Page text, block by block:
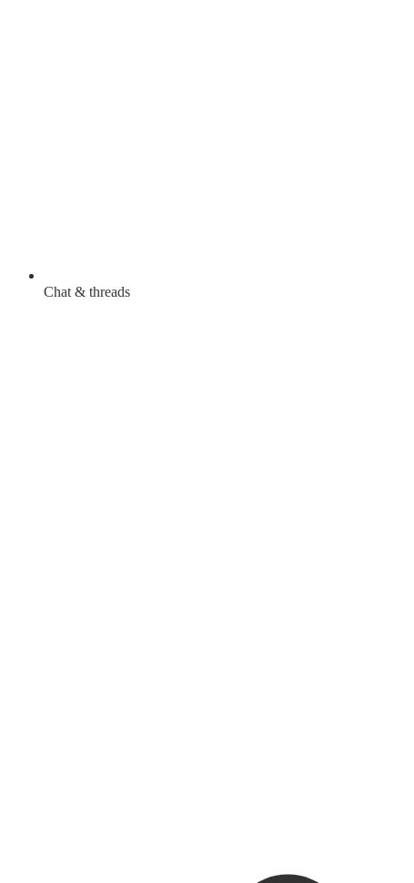
Chat & threads